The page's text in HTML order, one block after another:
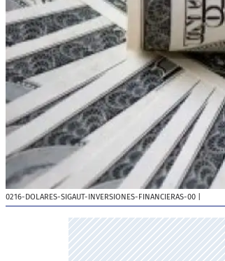
0216-DOLARES-SIGAUT-INVERSIONES-FINANCIERAS-00